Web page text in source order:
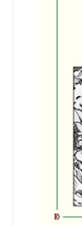
Login
Politique de
Qui sommes-
Soutien à
Suivi de la